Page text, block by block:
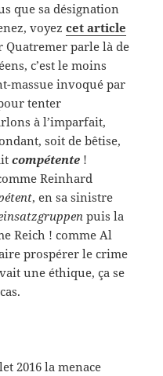
que sa désignation
voyezcet article
parle là de
c’est le moins
massue invoqué par
tenter
à l’imparfait,
soit de bêtise,
compétente !
Reinhard
, en sa sinistre
puis la
Reich ! comme Al
prospérer le crime
une éthique, ça se
2016 la menace